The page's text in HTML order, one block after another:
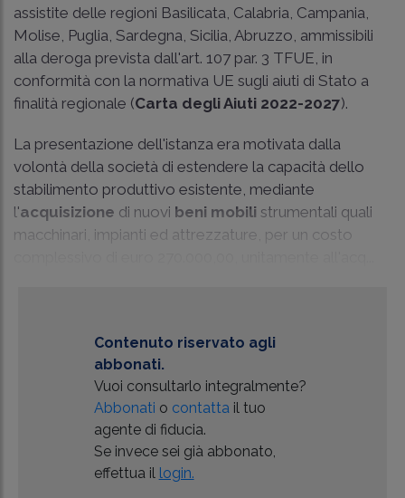
assistite delle regioni Basilicata, Calabria, Campania,
Molise, Puglia, Sardegna, Sicilia, Abruzzo, ammissibili
alla deroga prevista dall'art. 107 par. 3 TFUE, in
conformità con la normativa UE sugli aiuti di Stato a
finalità regionale (Carta degli Aiuti 2022-2027).
La presentazione dell'istanza era motivata dalla
volontà della società di estendere la capacità dello
stabilimento produttivo esistente, mediante
l'acquisizione di nuovi beni mobili strumentali quali
macchinari, impianti ed attrezzature, per un costo
Contenuto riservato agli
abbonati.
Vuoi consultarlo integralmente?
Abbonati o contatta il tuo
agente di fiducia.
Se invece sei già abbonato,
effettua il login.